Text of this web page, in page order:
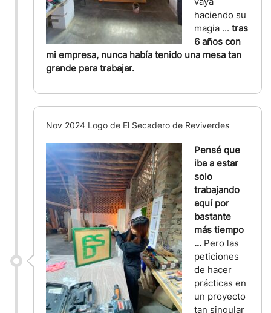
haciendo su
magia ... tras
6 años con
mi empresa, nunca había tenido una mesa tan
grande para trabajar.
Nov 2024 Logo de El Secadero de Reviverdes
Pensé que
iba a estar
solo
trabajando
aquí por
bastante
más tiempo
... Pero las
peticiones
de hacer
prácticas en
un proyecto
tan singular